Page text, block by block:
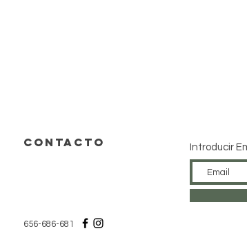
CONTACTO
656-686-681
Introducir